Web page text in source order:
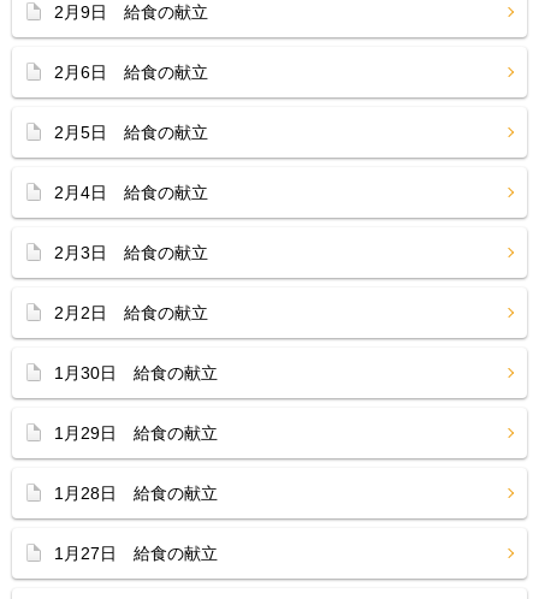
2月9日 給食の献立
2月6日 給食の献立
2月5日 給食の献立
2月4日 給食の献立
2月3日 給食の献立
2月2日 給食の献立
1月30日 給食の献立
1月29日 給食の献立
1月28日 給食の献立
1月27日 給食の献立